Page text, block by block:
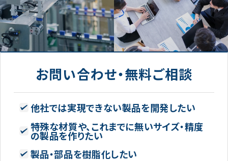
お問い合わせ・無料ご相談
他社では実現できない製品を開発したい
特殊な材質や、これまでに無いサイズ・精度
の製品を作りたい
製品・部品を樹脂化したい